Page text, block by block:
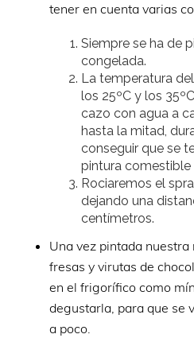
tener en cuenta varias
Siempre se ha de
congelada.
La temperatura
los 25ºC y los
cazo con agua a
hasta la mitad,
conseguir que se
pintura comestible
Rociaremos el
dejando una
centímetros.
Una vez pintada
fresas y virutas de
en el frigorífico como
degustarla, para que se
a poco.